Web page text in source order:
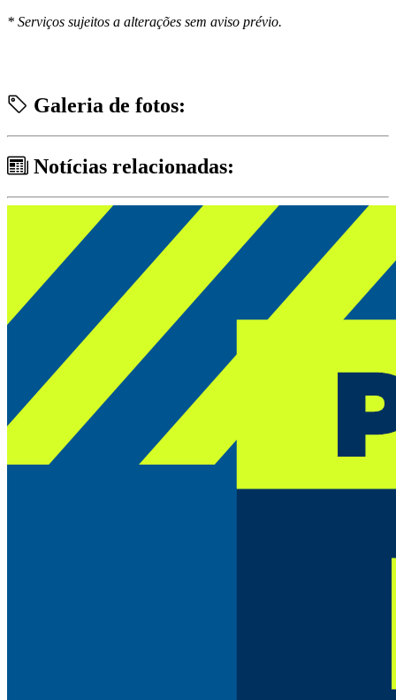
* Serviços sujeitos a alterações sem aviso prévio.
Galeria de fotos:
Notícias relacionadas: